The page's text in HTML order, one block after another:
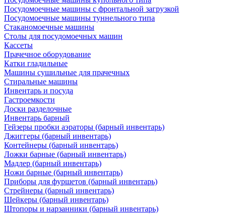
Посудомоечные машины с фронтальной загрузкой
Посудомоечные машины туннельного типа
Стаканомоечные машины
Столы для посудомоечных машин
Кассеты
Прачечное оборудование
Катки гладильные
Машины сушильные для прачечных
Стиральные машины
Инвентарь и посуда
Гастроемкости
Доски разделочные
Инвентарь барный
Гейзеры пробки аэраторы (барный инвентарь)
Джиггеры (барный инвентарь)
Контейнеры (барный инвентарь)
Ложки барные (барный инвентарь)
Мадлер (барный инвентарь)
Ножи барные (барный инвентарь)
Приборы для фуршетов (барный инвентарь)
Стрейнеры (барный инвентарь)
Шейкеры (барный инвентарь)
Штопоры и нарзанники (барный инвентарь)